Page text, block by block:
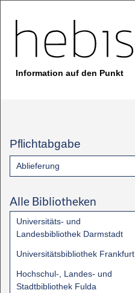
Information auf den Punkt
Pflichtabgabe
Ablieferung
Alle Bibliotheken
Universitäts- und
Landesbibliothek Darmstadt
Universitätsbibliothek Frankfurt
Hochschul-, Landes- und
Stadtbibliothek Fulda